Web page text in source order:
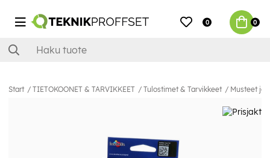
0 0
Start TIETOKOONET & TARVIKKEET Tulostimet & Tarvikkeet Musteet ja